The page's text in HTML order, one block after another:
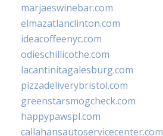
marjaeswinebar.com
elmazatlanclinton.com
ideacoffeenyc.com
odieschillicothe.com
lacantinitagalesburg.com
pizzadeliverybristol.com
greenstarsmogcheck.com
happypawspl.com
callahansautoservicecenter.com